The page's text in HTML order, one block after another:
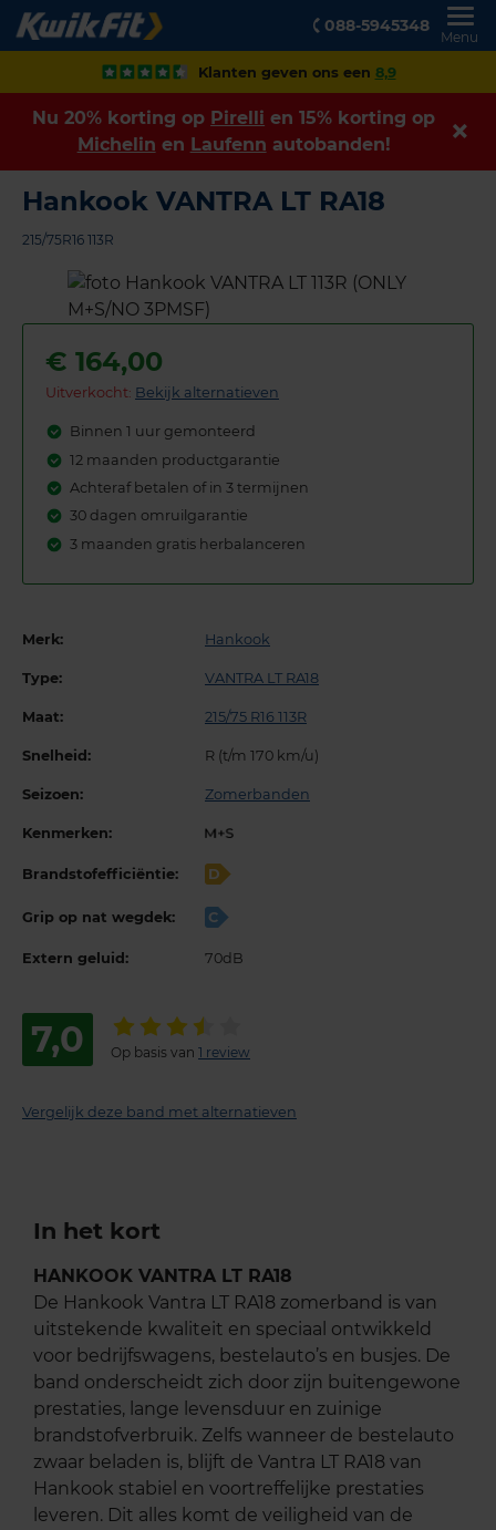
088-5945348
Menu
Klanten geven ons een 8,9
Nu 20% korting op Pirelli en 15% korting op
Michelin en Laufenn autobanden!
Hankook VANTRA LT RA18
215/75R16 113R
€ 164,00
Uitverkocht: Bekijk alternatieven
Binnen 1 uur gemonteerd
12 maanden productgarantie
Achteraf betalen of in 3 termijnen
30 dagen omruilgarantie
3 maanden gratis herbalanceren
Merk: Hankook
Type: VANTRA LT RA18
Maat: 215/75 R16 113R
Snelheid: R (t/m 170 km/u)
Seizoen: Zomerbanden
Kenmerken:
Brandstofefficiëntie: D
Grip op nat wegdek: C
Extern geluid: 70dB
7,0 Op basis van 1 review
Vergelijk deze band met alternatieven
In het kort
HANKOOK VANTRA LT RA18
De Hankook Vantra LT RA18 zomerband is van
uitstekende kwaliteit en speciaal ontwikkeld
voor bedrijfswagens, bestelauto’s en busjes. De
band onderscheidt zich door zijn buitengewone
prestaties, lange levensduur en zuinige
brandstofverbruik. Zelfs wanneer de bestelauto
zwaar beladen is, blijft de Vantra LT RA18 van
Hankook stabiel en voortreffelijke prestaties
leveren. Dit alles komt de veiligheid van de